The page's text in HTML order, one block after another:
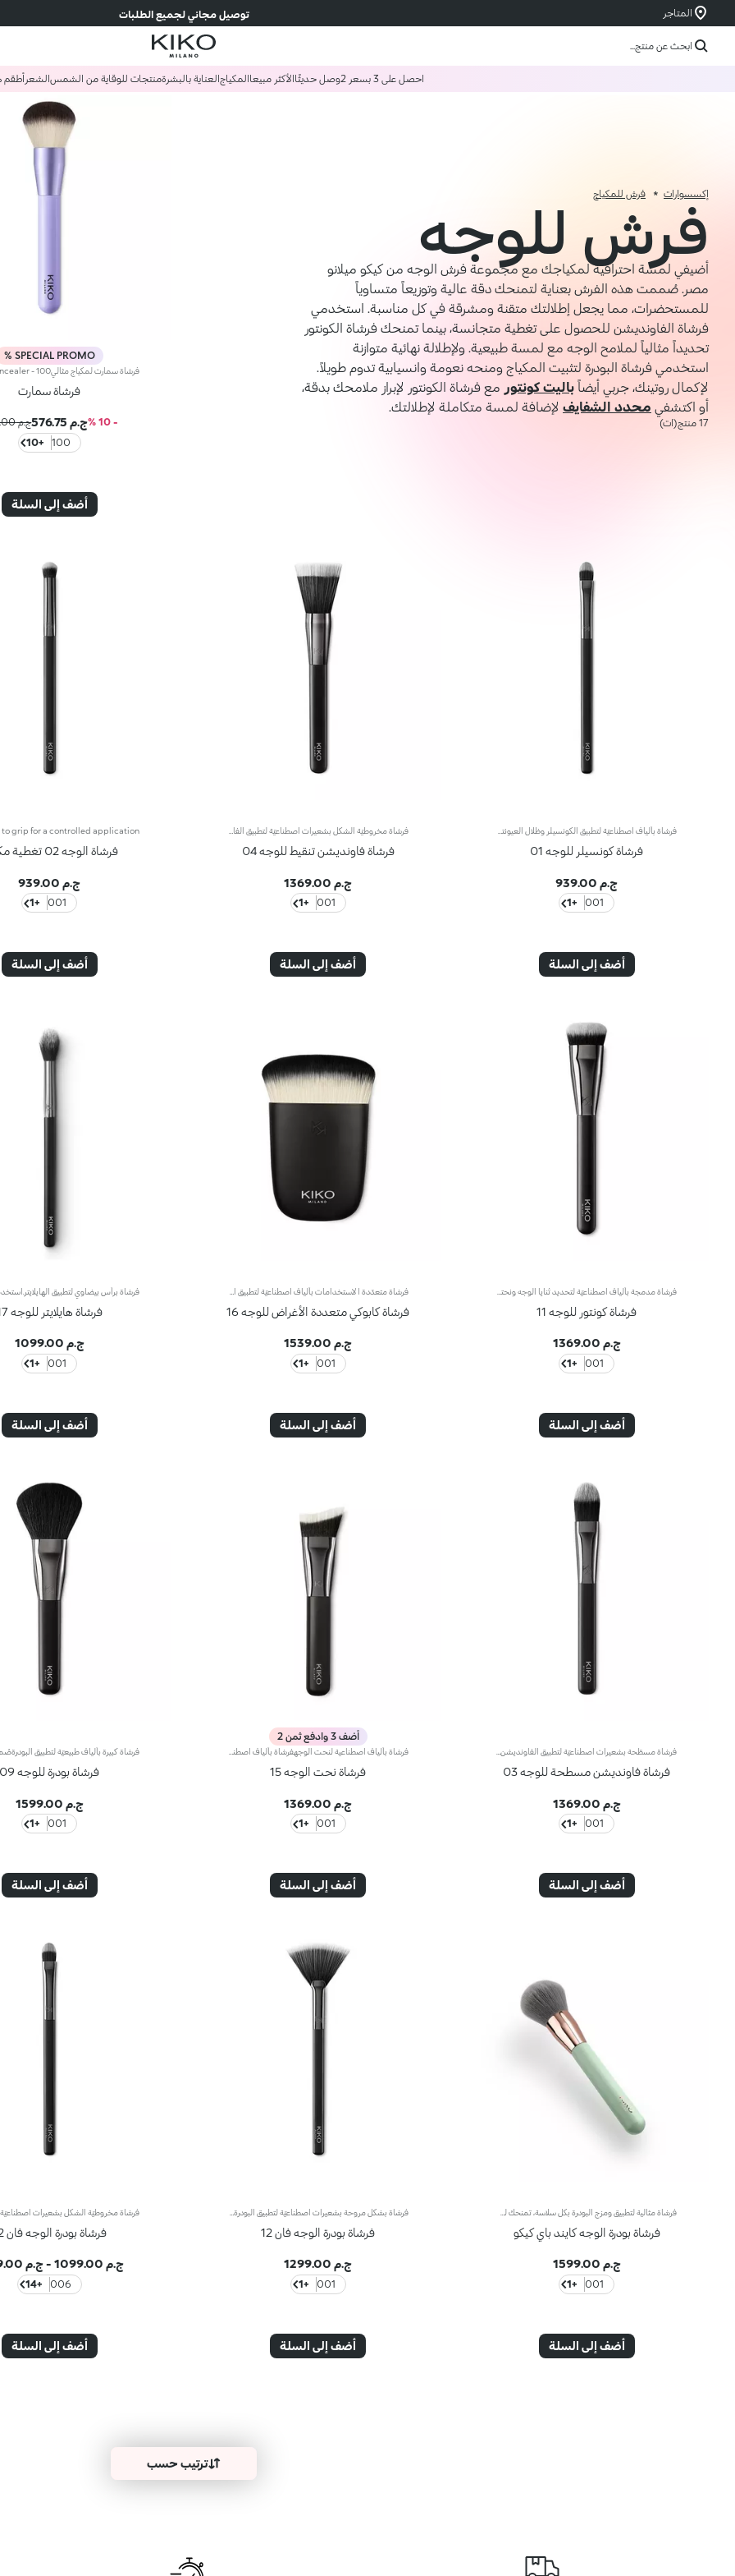
توصيل مجاني لجميع الطلبات المتاجر
ابحث عن منتج...
احصل على 3 بسعر 2 وصل حديثًاالأكثر مبيعاالمكياجالعناية بالبشرةمنتجات للوقاية من الشمسالشعرأطقم
إكسسوارات فرش للمكياج
فرش للوجه
أضيفي لمسة احترافية لمكياجك مع مجموعة فرش الوجه من كيكو ميلانو
مصر. صُممت هذه الفرش بعناية لتمنحك دقة عالية وتوزيعاً متساوياً
للمستحضرات، مما يجعل إطلالتك متقنة ومشرقة في كل مناسبة. استخدمي
فرشاة الفاونديشن للحصول على تغطية متجانسة، بينما تمنحك فرشاة الكونتور
تحديداً مثالياً لملامح الوجه مع لمسة طبيعية. ولإطلالة نهائية متوازنة
استخدمي فرشاة البودرة لتثبيت المكياج ومنحه نعومة وانسيابية تدوم طويلاً.
لإكمال روتينك، جربي أيضاً باليت كونتور مع فرشاة الكونتور لإبراز ملامحك بدقة،
أو اكتشفي محدد الشفايف لإضافة لمسة متكاملة لإطلالتك.
17 منتج(ات)
SPECIAL PROMO %
فرشاة سمارت
- 10 % ج.م 576.75
ج.م 639.00
100
+10
أضف إلى السلة
فرشاة بألياف اصطناعيّة لتطبيق الكونسيلر وظلال العيونتمتاز الفرشاة المسطّحة برأس مدوّر وتُعدّ مثاليّة لتطبيق الكونسيلر وظلال العيون السائلة أو الكريميّة.تأتي بألياف اصطناعية ناعمة لا تمتصّ المنتج بل توزّعه على البشرة بالتساوي وبدقة عالية لتوفر تغطية لا تشوبها شائبة. وتتمتّع بشعيرات عالية الجودة ومرنة ومتينة تمتاز بفعالية عالية في تطبيق مختلف القواماتعلاوةً على ذلك، تمتاز الفرشاة بمقبض أسود غير لامع يضفي عليها طابعاً أنيقاً وعصرياً واحترافياً، كما تتباهى بحلقة معدنية تتشح باللون الرصاصي وتزدان بشعار العلامة KK المنقوش عليها ليزيدها رقياً. ويأتي المقبض بتصميم بيضاوي وعملي يسهّل استخدام الفرشاة ويزيد القدرة على التحكّم بها.
فرشاة كونسيلر للوجه 01
ج.م 939.00
001
+1
أضف إلى السلة
فرشاة فاونديشن تنقيط للوجه 04
ج.م 1369.00
001
+1
أضف إلى السلة
فرشاة الوجه 02 تغطية مكثفة
ج.م 939.00
001
+1
أضف إلى السلة
فرشاة مدمجة بألياف اصطناعيّة لتحديد ثنايا الوجه ونحتهانقدّم لك فرشاة مدمجة لتحديد ثنايا الوجه بدقة عالية، ويحلو استخدامها لتطبيق المنتجات الكريمية والبودرية.يمتاز المنتج بشعيرات كثيفة ويأتي بتصميم مدمج، فيتبع خطّ الفكّ ويبرز عظمتَي الخدّين لمكياج محدّد وراقٍ. وتُعدّ شعيراته عالية الجودة مرنة ومتينة، كما يمتاز بفعالية عالية في تطبيق المنتجات ودمجها.علاوةً على ذلك، تمتاز الفرشاة بمقبض أسود غير لامع يضفي عليها طابعاً أنيقاً وعصرياً واحترافياً، كما تتباهى بحلقة معدنية تتشح باللون الرصاصي وتزدان بشعار العلامة KK المنقوش ليزيدها رقياً. ويأتي المقبض بتصميم بيضاوي وعملي يسهّل استخدام الفرشاة ويزيد القدرة على التحكّم بها.
فرشاة كونتور للوجه 11
ج.م 1369.00
001
+1
أضف إلى السلة
فرشاة كابوكي متعددة الأغراض للوجه 16
ج.م 1539.00
001
+1
أضف إلى السلة
فرشاة هايلايتر للوجه 17
ج.م 1099.00
001
+1
أضف إلى السلة
فرشاة مسطّحة بشعيرات اصطناعيّة لتطبيق الفاونديشن السائل أو الكريميصُممت هذه الفرشاة المسطّحة على شكل قوس لتطبيق المنتجات على كامل الوجه حتى تتيح لك تطبيقاً عالي الدقّة.توفّر الألياف الاصطناعية المرنة والمتينة فعالية عالية في تطبيق المنتج. وتُضفي هذه الشعيرات الناعمة عالية الجودة لمسة لطيفة على البشرة لتطبيق المنتج بطريقة سهلة وسريعة.علاوةً على ذلك، تمتاز الفرشاة بمقبض أسود غير لامع يضفي عليها طابعاً أنيقاً وعصرياً واحترافياً، كما تتباهى بحلقة معدنية تتشح باللون الرصاصي وتزدان بشعار العلامة KK المنقوش عليها ليزيدها رقياً. ويأتي المقبض بتصميم بيضاوي وعملي يسهّل استخدام الفرشاة ويزيد القدرة على التحكّم بها.
فرشاة فاونديشن مسطحة للوجه 03
ج.م 1369.00
001
+1
أضف إلى السلة
أضف 3 وادفع ثمن 2
فرشاة نحت الوجه 15
ج.م 1369.00
001
+1
أضف إلى السلة
فرشاة بودرة للوجه 09
ج.م 1599.00
001
+1
أضف إلى السلة
فرشاة بودرة الوجه كايند باي كيكو
ج.م 1599.00
001
+1
أضف إلى السلة
فرشاة بودرة الوجه فان 12
ج.م 1299.00
001
+1
أضف إلى السلة
فرشاة بودرة الوجه فان 12
ج.م 1099.00 -ج.م 1429.00
006
+14
أضف إلى السلة
ترتيب حسب